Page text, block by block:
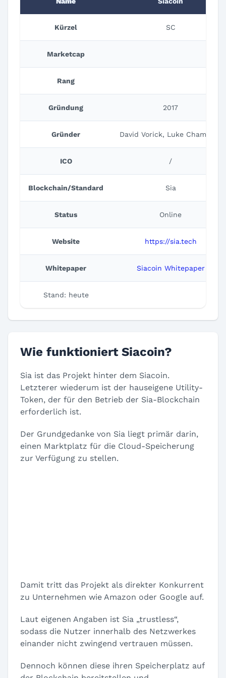
Kürzel SC
Marketcap
Rang
Gründung 2017
Gründer David Vorick, Luke Champine
ICO /
Blockchain/Standard Sia
Status Online
Website https://sia.tech
Whitepaper Siacoin Whitepaper
Stand: heute
Wie funktioniert Siacoin?
Sia ist das Projekt hinter dem Siacoin.
Letzterer wiederum ist der hauseigene Utility-
Token, der für den Betrieb der Sia-Blockchain
erforderlich ist.
Der Grundgedanke von Sia liegt primär darin,
einen Marktplatz für die Cloud-Speicherung
zur Verfügung zu stellen.
Damit tritt das Projekt als direkter Konkurrent
zu Unternehmen wie Amazon oder Google auf.
Laut eigenen Angaben ist Sia „trustless“,
sodass die Nutzer innerhalb des Netzwerkes
einander nicht zwingend vertrauen müssen.
Dennoch können diese ihren Speicherplatz auf